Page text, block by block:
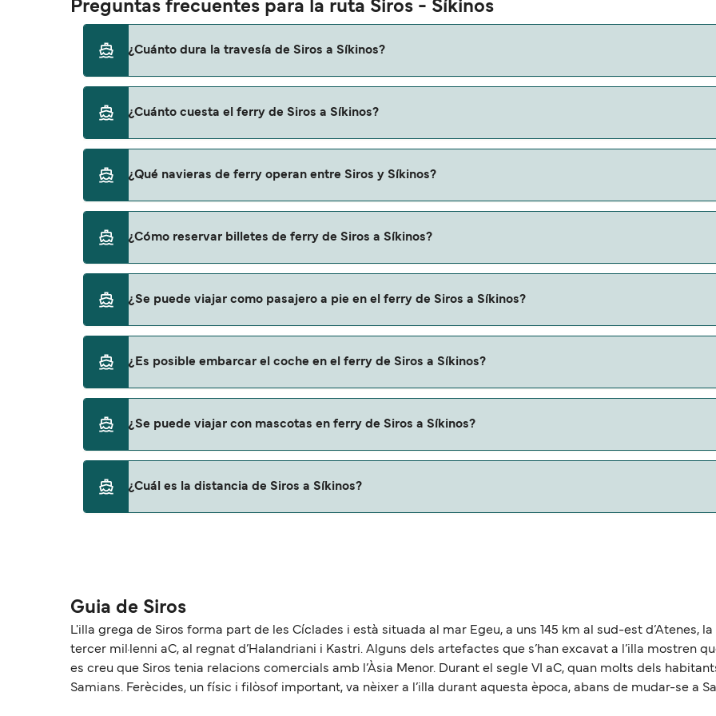
Preguntas frecuentes para la ruta Siros - Síkinos
¿Cuánto dura la travesía de Siros a Síkinos?
temporada a otra, por lo que te recomendamos que verifiques online la información más actualizada.
¿Cuánto cuesta el ferry de Siros a Síkinos?
los gastos de reserva.
¿Qué navieras de ferry operan entre Siros y Síkinos?
¿Cómo reservar billetes de ferry de Siros a Síkinos?
para descrubrir las últimas promociones y descuentos de las compañías navieras.
¿Se puede viajar como pasajero a pie en el ferry de Siros a Síkinos?
¿Es posible embarcar el coche en el ferry de Siros a Síkinos?
¿Se puede viajar con mascotas en ferry de Siros a Síkinos?
con mascotas con:
¿Cuál es la distancia de Siros a Síkinos?
Guia de Siros
L'illa grega de Siros forma part de les Cíclades i està situada al mar Egeu, a uns 145 km al sud-est d’Atenes,
tercer mil·lenni aC, al regnat d’Halandriani i Kastri. Alguns dels artefactes que s’han excavat a l’illa mostren
es creu que Siros tenia relacions comercials amb l’Àsia Menor. Durant el segle VI aC, quan molts dels
Samians. Ferècides, un físic i filòsof important, va nèixer a l’illa durant aquesta època, abans de mudar-se a